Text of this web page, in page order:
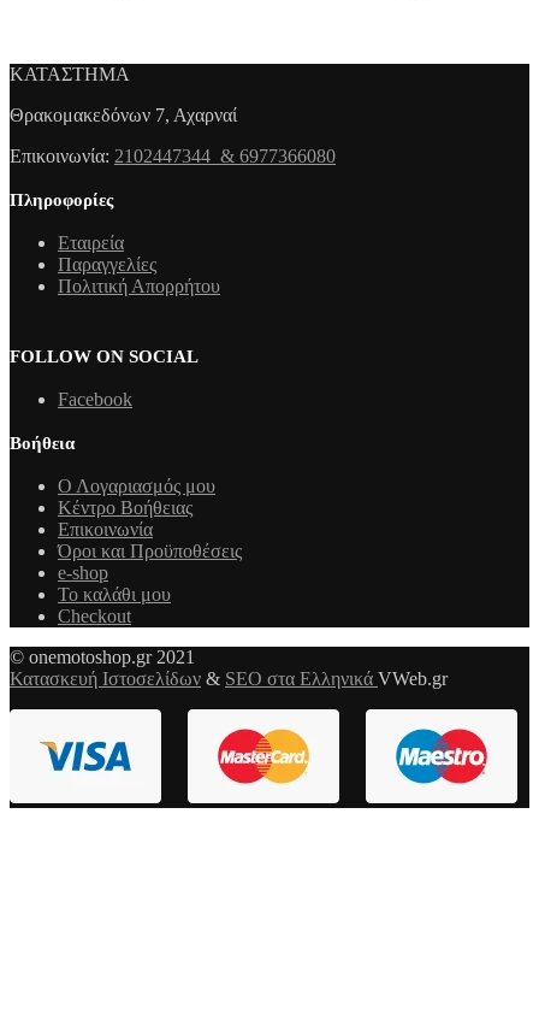
ΚΑΤΑΣΤΗΜΑ
Θρακομακεδόνων 7, Αχαρναί
Επικοινωνία: 2102447344 & 6977366080
Πληροφορίες
Εταιρεία
Παραγγελίες
Πολιτική Απορρήτου
FOLLOW ON SOCIAL
Facebook
Βοήθεια
Ο Λογαριασμός μου
Κέντρο Βοήθειας
Επικοινωνία
Όροι και Προϋποθέσεις
e-shop
Το καλάθι μου
Checkout
© onemotoshop.gr 2021
Κατασκευή Ιστοσελίδων & SEO στα Ελληνικά VWeb.gr